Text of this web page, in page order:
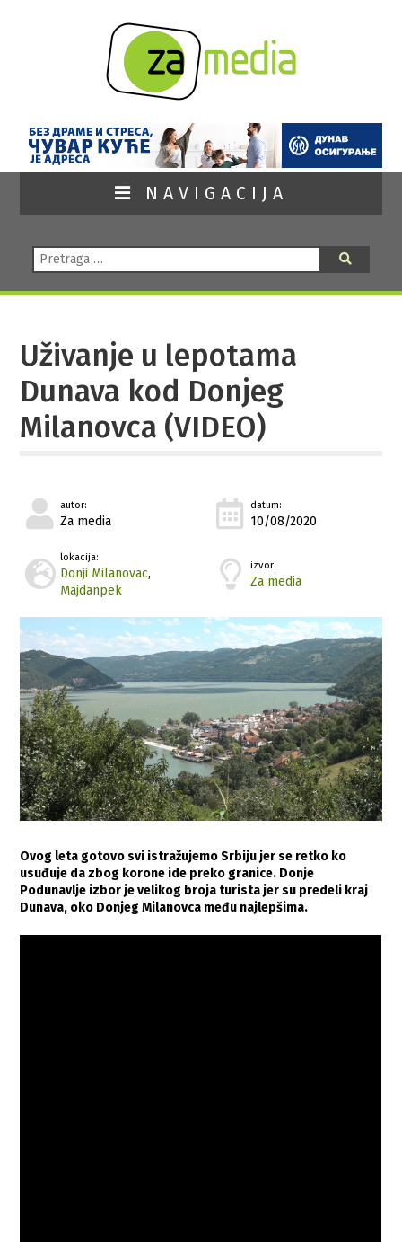
NAVIGACIJA
Pretraga:
Uživanje u lepotama
Dunava kod Donjeg
Milanovca (VIDEO)
autor:
Za media
datum:
10/08/2020
lokacija:
Donji Milanovac,
Majdanpek
izvor:
Za media
Ovog leta gotovo svi istražujemo Srbiju jer se retko ko
usuđuje da zbog korone ide preko granice. Donje
Podunavlje izbor je velikog broja turista jer su predeli kraj
Dunava, oko Donjeg Milanovca među najlepšima.